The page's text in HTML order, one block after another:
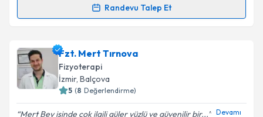
Randevu Talep Et
Randevu Takvimi Talebi
Fzt. Behlül Leventiçin randevu takvimi talebi
oluşturun. Size bu uzmandan randevu almanız için bir
takvim hazırlandığında e-posta ile bilgilendireceğiz.
Fzt. Mert Tırnova
Fizyoterapi
İzmir, Balçova
5 (8 Değerlendirme)
Mert Bey işinde çok ilgili güler yüzlü ve güvenilir bir... Devamı